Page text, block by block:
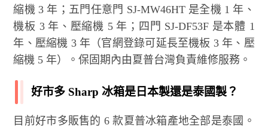
縮機 3 年；五門任意門 SJ-MW46HT 是全機 1 年、
機板 3 年、壓縮機 5 年；四門 SJ-DF53F 是本體 1
年、壓縮機 3 年（官網登錄可延長至機板 3 年、壓
縮機 5 年）。保固期內由夏普台灣負責維修服務。
好市多 Sharp 冰箱是日本製還是泰國製？
目前好市多販售的 6 款夏普冰箱產地全部是泰國。